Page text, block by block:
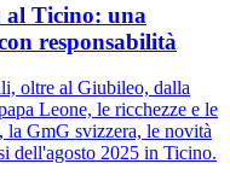
al Ticino: una
responsabilità
oltre al Giubileo, dalla
Leone, le ricchezze e le
GmG svizzera, le novità
dell'agosto 2025 in Ticino.